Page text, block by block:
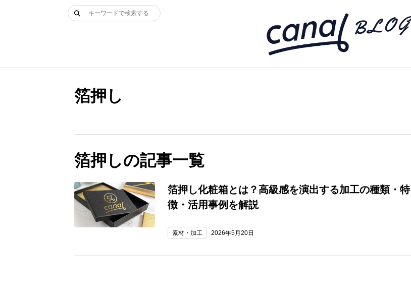
検
箔押し
箔押しの記事一覧
箔押し化粧箱とは？高級感を演出する加工の種類・特
徴・活用事例を解説
素材・加工 2026年5月20日